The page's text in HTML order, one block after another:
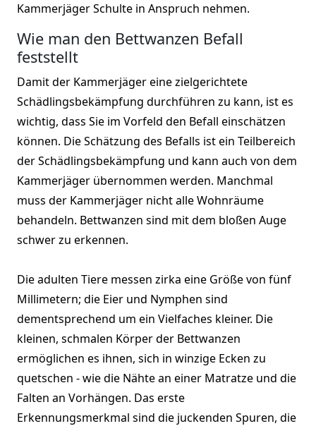
Kammerjäger Schulte in Anspruch nehmen.
Wie man den Bettwanzen Befall
feststellt
Damit der Kammerjäger eine zielgerichtete
Schädlingsbekämpfung durchführen zu kann, ist es
wichtig, dass Sie im Vorfeld den Befall einschätzen
können. Die Schätzung des Befalls ist ein Teilbereich
der Schädlingsbekämpfung und kann auch von dem
Kammerjäger übernommen werden. Manchmal
muss der Kammerjäger nicht alle Wohnräume
behandeln. Bettwanzen sind mit dem bloßen Auge
schwer zu erkennen.
Die adulten Tiere messen zirka eine Größe von fünf
Millimetern; die Eier und Nymphen sind
dementsprechend um ein Vielfaches kleiner. Die
kleinen, schmalen Körper der Bettwanzen
ermöglichen es ihnen, sich in winzige Ecken zu
quetschen - wie die Nähte an einer Matratze und die
Falten an Vorhängen. Das erste
Erkennungsmerkmal sind die juckenden Spuren, die